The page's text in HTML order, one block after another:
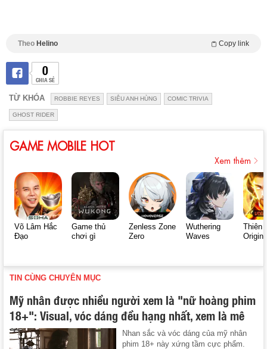
Theo Helino Copy link
0
CHIA SẺ
TỪ KHÓA ROBBIE REYES SIÊU ANH HÙNG COMIC TRIVIA
GHOST RIDER
GAME MOBILE HOT
Xem thêm
Võ Lâm Hắc
Đạo
Game thủ
chơi gì
Zenless Zone
Zero
Wuthering
Waves
Thiên
Origin
TIN CÙNG CHUYÊN MỤC
Mỹ nhân được nhiều người xem là "nữ hoàng phim
18+": Visual, vóc dáng đều hạng nhất, xem là mê
Nhan sắc và vóc dáng của mỹ nhân
phim 18+ này xứng tầm cực phẩm.